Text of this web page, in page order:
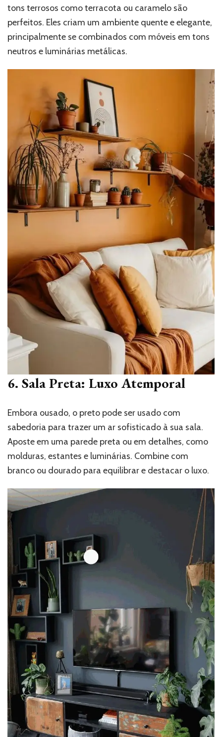
tons terrosos como terracota ou caramelo são
perfeitos. Eles criam um ambiente quente e elegante,
principalmente se combinados com móveis em tons
neutros e luminárias metálicas.
6. Sala Preta: Luxo Atemporal
Embora ousado, o preto pode ser usado com
sabedoria para trazer um ar sofisticado à sua sala.
Aposte em uma parede preta ou em detalhes, como
molduras, estantes e luminárias. Combine com
branco ou dourado para equilibrar e destacar o luxo.